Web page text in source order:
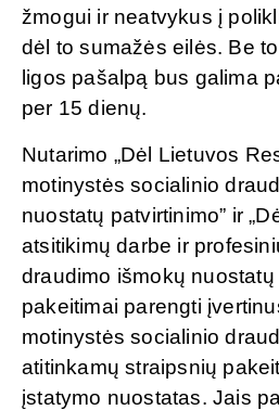
žmogui ir neatvykus į
dėl to sumažės eilės. Be
ligos pašalpą bus galima
per 15 dienų.
Nutarimo „Dėl Lietuvos
motinystės socialinio
nuostatų patvirtinimo” ir
atsitikimų darbe ir
draudimo išmokų nuostatų
pakeitimai parengti
motinystės socialinio
atitinkamų straipsnių
įstatymo nuostatas. Jais